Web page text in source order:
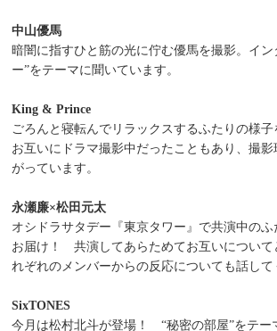
中山優馬
暗闇に指すひと筋の光に佇む優馬を撮影。イン
ー”をテーマに聞いています。
King & Prince
ごろんと寝転んでリラックスするふたりの様子
お互いにドラマ撮影中だったこともあり、撮
がっています。
永瀬廉×松田元太
オシドラサタデー『東京タワー』で共演中のふ
お届け！ 共演してあらためてお互いについて
れぞれのメンバーからの反応についても話して
SixTONES
今月は松村北斗が登場！ “秘密の部屋”をテー